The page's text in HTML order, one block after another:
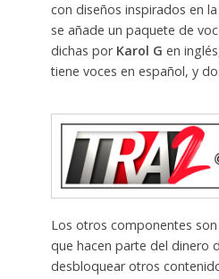
con diseños inspirados en
se añade un paquete de
dichas por Karol G en
tiene voces en español, y
Los otros componentes
que hacen parte del dinero
desbloquear otros